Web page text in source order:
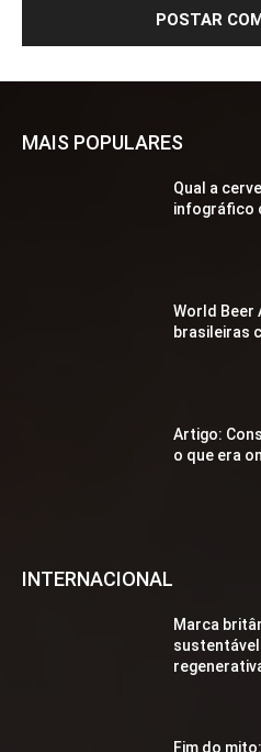
MAIS POPULARES
Qual a
infográfico
World Beer
brasileiras
Artigo:
o que era
INTERNACIONAL
Marca
Fim do